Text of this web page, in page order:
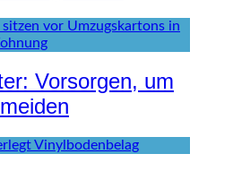
Vorsorgen, um